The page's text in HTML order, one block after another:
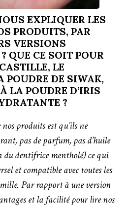
EXPLIQUER LES
PRODUITS, PAR
VERSIONS
QUE CE SOIT POUR
LE
POUDRE DE SIWAK,
LA POUDRE D’IRIS
?
produits est qu’ils ne
pas de parfum, pas d’huile
du dentifrice mentholé) ce qui
et compatible avec toutes les
Par rapport à une version
et la facilité pour lire nos